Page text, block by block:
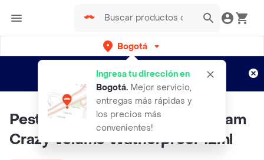
Bogotá
Ingresa tu dirección en
Bogotá. Mejor servicio,
entregas más rápidas y
los precios más
convenientes!
envíos gratis por semanas
Aplican TyC
Pestañina Essence I Love Extream
Crazy Volume Watherproof 12ml